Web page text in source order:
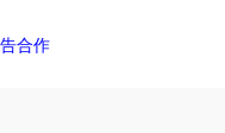
合作